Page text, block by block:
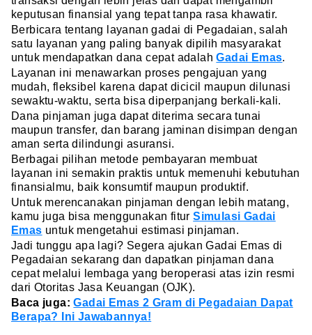
keputusan finansial yang tepat tanpa rasa khawatir.
Berbicara tentang layanan gadai di Pegadaian, salah
satu layanan yang paling banyak dipilih masyarakat
untuk mendapatkan dana cepat adalahGadai Emas.
Layanan ini menawarkan proses pengajuan yang
mudah, fleksibel karena dapat dicicil maupun dilunasi
sewaktu-waktu, serta bisa diperpanjang berkali-kali.
Dana pinjaman juga dapat diterima secara tunai
maupun transfer, dan barang jaminan disimpan dengan
aman serta dilindungi asuransi.
Berbagai pilihan metode pembayaran membuat
layanan ini semakin praktis untuk memenuhi kebutuhan
finansialmu, baik konsumtif maupun produktif.
Untuk merencanakan pinjaman dengan lebih matang,
kamu juga bisa menggunakan fiturSimulasi Gadai
Emas untuk mengetahui estimasi pinjaman.
Jadi tunggu apa lagi? Segera ajukan Gadai Emas di
Pegadaian sekarang dan dapatkan pinjaman dana
cepat melalui lembaga yang beroperasi atas izin resmi
dari Otoritas Jasa Keuangan (OJK).
Baca juga:Gadai Emas 2 Gram di Pegadaian Dapat
Berapa? Ini Jawabannya!